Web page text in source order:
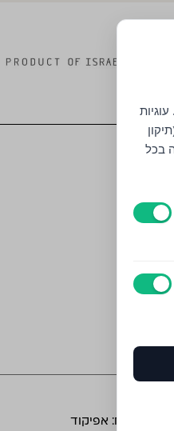
פיתוח: אפיקוד
בכל